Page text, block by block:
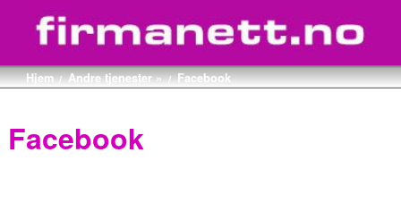
Hjem / Andre tjenester » / Facebook
Facebook